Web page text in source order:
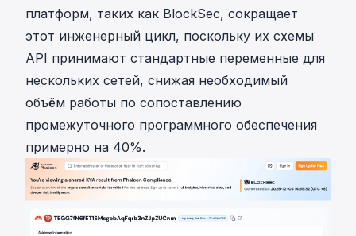
платформ, таких как BlockSec, сокращает
этот инженерный цикл, поскольку их схемы
API принимают стандартные переменные для
нескольких сетей, снижая необходимый
объём работы по сопоставлению
промежуточного программного обеспечения
примерно на 40%.